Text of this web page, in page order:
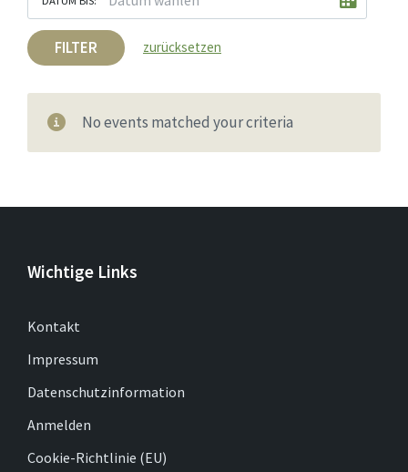
FILTER zurücksetzen
No events matched your criteria
Wichtige Links
Kontakt
Impressum
Datenschutzinformation
Anmelden
Cookie-Richtlinie (EU)